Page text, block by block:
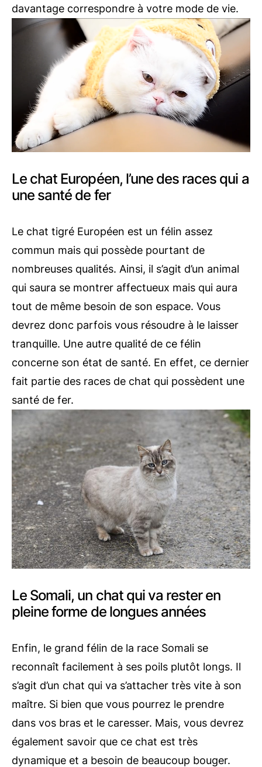
davantage correspondre à votre mode de vie.
Le chat Européen, l’une des races qui a
une santé de fer
Le chat tigré Européen est un félin assez
commun mais qui possède pourtant de
nombreuses qualités. Ainsi, il s’agit d’un animal
qui saura se montrer affectueux mais qui aura
tout de même besoin de son espace. Vous
devrez donc parfois vous résoudre à le laisser
tranquille. Une autre qualité de ce félin
concerne son état de santé. En effet, ce dernier
fait partie des races de chat qui possèdent une
santé de fer.
Le Somali, un chat qui va rester en
pleine forme de longues années
Enfin, le grand félin de la race Somali se
reconnaît facilement à ses poils plutôt longs. Il
s’agit d’un chat qui va s’attacher très vite à son
maître. Si bien que vous pourrez le prendre
dans vos bras et le caresser. Mais, vous devrez
également savoir que ce chat est très
dynamique et a besoin de beaucoup bouger.